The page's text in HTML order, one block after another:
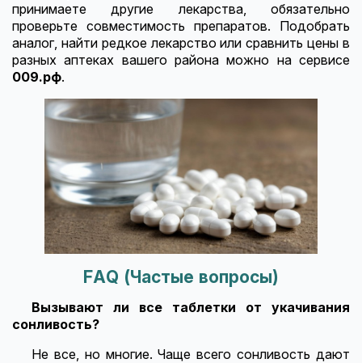
принимаете другие лекарства, обязательно
проверьте совместимость препаратов. Подобрать
аналог, найти редкое лекарство или сравнить цены в
разных аптеках вашего района можно на сервисе
009.рф.
FAQ (Частые вопросы)
Вызывают ли все таблетки от укачивания
сонливость?
Не все, но многие. Чаще всего сонливость дают